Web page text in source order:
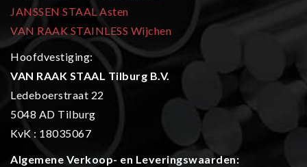
JANSSEN STAAL Asten
VAN RAAK STAINLESS Wijchen
Hoofdvestiging:
VAN RAAK STAAL Tilburg B.V.
Ledeboerstraat 22
5048 AD Tilburg
KvK : 18035067
Algemene Verkoop- en Leveringswaarden: